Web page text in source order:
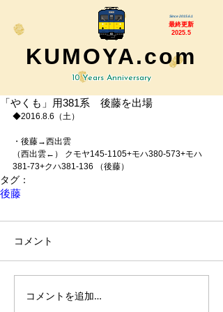
Since 2015.6.1
最終更新
2025.5
KUMOYA.com
10 Years Anniversary
「やくも」用381系 後藤を出場
◆2016.8.6（土）
・後藤→西出雲
（西出雲←） クモヤ145-1105+モハ380-573+モハ
381-73+クハ381-136 （後藤）
タグ：
後藤
コメント
コメントを追加…